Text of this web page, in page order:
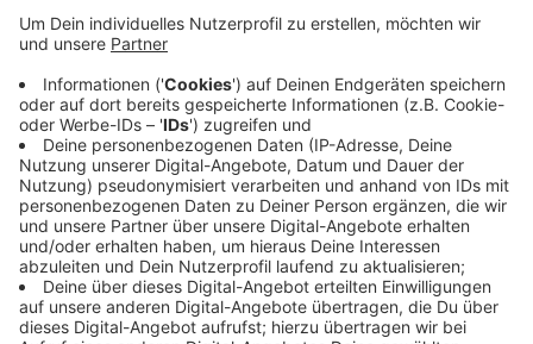
Am Donnerstagnachmittag (24.11.) um 17 Uhr wird der
Bocholter Weihnachtsmarkt eröffnet. Am selben Tag
beginnt auch der Adventsmarkt in Alstätte. Am
kommenden Wochenende kommen die
Weihnachtsmärkte in Borken (28.-30.11.) und Gescher
(29./30.11.) dazu. Besondere Atmosphäre versprechen
der Velener Waldweihnachtsmarkt (Fr-So) und der
Waldweihnachtsmarkt in Vreden-Ellewick (30.11.).Hier
findet ihr weitere Infos.